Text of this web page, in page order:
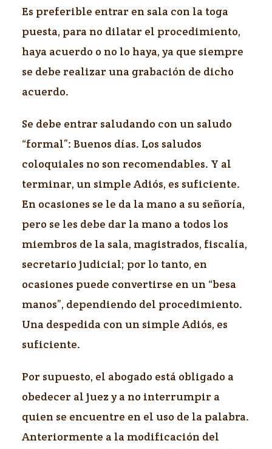
Es preferible entrar en sala con la toga
puesta, para no dilatar el procedimiento,
haya acuerdo o no lo haya, ya que siempre
se debe realizar una grabación de dicho
acuerdo.
Se debe entrar saludando con un saludo
“formal”: Buenos días. Los saludos
coloquiales no son recomendables. Y al
terminar, un simple Adiós, es suficiente.
En ocasiones se le da la mano a su señoría,
pero se les debe dar la mano a todos los
miembros de la sala, magistrados, fiscalía,
secretario judicial; por lo tanto, en
ocasiones puede convertirse en un “besa
manos”, dependiendo del procedimiento.
Una despedida con un simple Adiós, es
suficiente.
Por supuesto, el abogado está obligado a
obedecer al juez y a no interrumpir a
quien se encuentre en el uso de la palabra.
Anteriormente a la modificación del